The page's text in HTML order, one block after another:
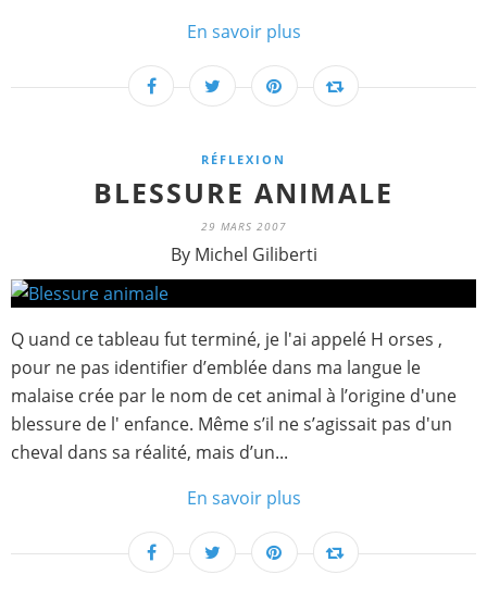
En savoir plus
RÉFLEXION
BLESSURE ANIMALE
29 MARS 2007
By Michel Giliberti
Q uand ce tableau fut terminé, je l'ai appelé H orses ,
pour ne pas identifier d’emblée dans ma langue le
malaise crée par le nom de cet animal à l’origine d'une
blessure de l' enfance. Même s’il ne s’agissait pas d'un
cheval dans sa réalité, mais d’un...
En savoir plus